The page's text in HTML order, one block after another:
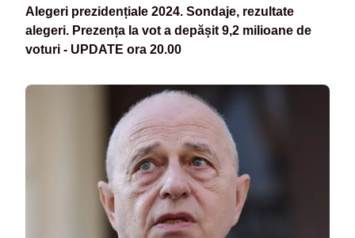
Alegeri prezidențiale 2024. Sondaje, rezultate
alegeri. Prezența la vot a depășit 9,2 milioane de
voturi - UPDATE ora 20.00